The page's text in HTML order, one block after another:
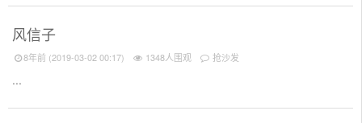
风信子
8年前 (2019-03-02 00:17) 1348人围观 抢沙发
...